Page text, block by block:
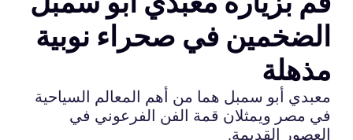
الضخمين في صحراء نوبية
مذهلة
معبدي أبو سمبل هما من أهم المعالم السياحية
في مصر ويمثلان قمة الفن الفرعوني في
العصور القديمة.